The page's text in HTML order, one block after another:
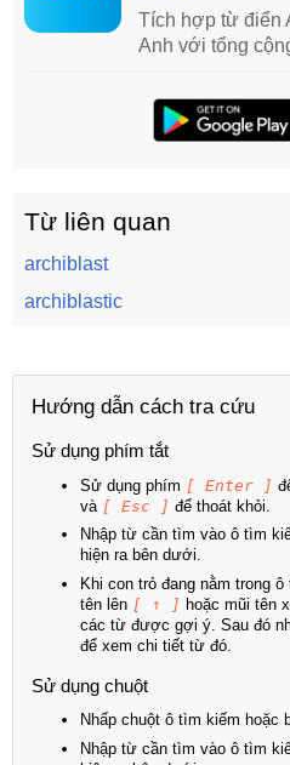
Tích hợp từ điển
Anh với tổng
Từ liên quan
archiblast
archiblastic
Hướng dẫn cách tra cứu
Sử dụng phím tắt
Sử dụng phím [ Enter ]
và [ Esc ] để thoát khỏi.
Nhập từ cần tìm vào ô tìm
hiện ra bên dưới.
Khi con trỏ đang nằm trong
tên lên [ ↑ ] hoặc mũi tên
các từ được gợi ý. Sau đó
để xem chi tiết từ đó.
Sử dụng chuột
Nhấp chuột ô tìm kiếm hoặc
Nhập từ cần tìm vào ô tìm